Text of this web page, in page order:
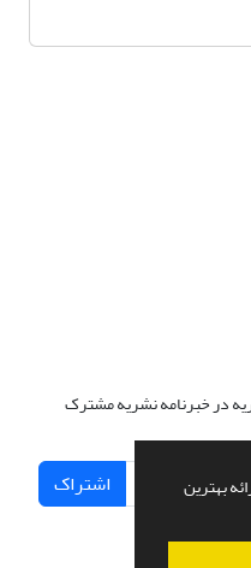
بهترین
در خبرنامه نشریه مشترک
اشتراک